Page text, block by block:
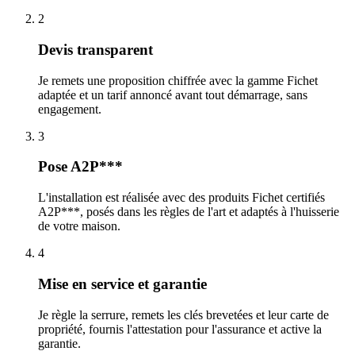
2
Devis transparent
Je remets une proposition chiffrée avec la gamme Fichet
adaptée et un tarif annoncé avant tout démarrage, sans
engagement.
3
Pose A2P***
L'installation est réalisée avec des produits Fichet certifiés
A2P***, posés dans les règles de l'art et adaptés à l'huisserie
de votre maison.
4
Mise en service et garantie
Je règle la serrure, remets les clés brevetées et leur carte de
propriété, fournis l'attestation pour l'assurance et active la
garantie.